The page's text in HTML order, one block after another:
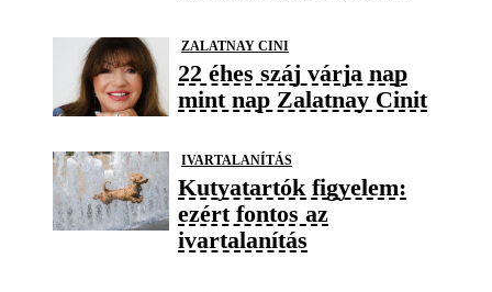
ZALATNAY CINI
22 éhes száj várja nap
mint nap Zalatnay Cinit
IVARTALANÍTÁS
Kutyatartók figyelem:
ezért fontos az
ivartalanítás